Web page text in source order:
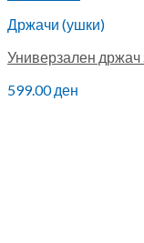
Држачи (ушки)
Универзален држач
599.00ден